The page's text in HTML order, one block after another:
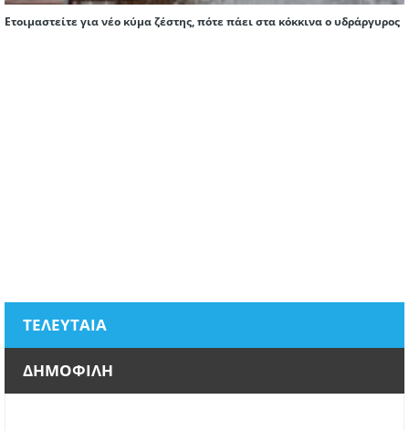
Ετοιμαστείτε για νέο κύμα ζέστης, πότε πάει στα κόκκινα ο υδράργυρος
ΤΕΛΕΥΤΑΙΑ
ΔΗΜΟΦΙΛΗ